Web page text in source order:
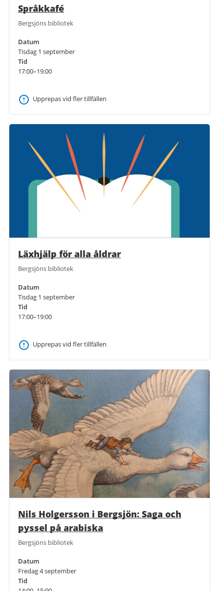
Språkkafé
Bergsjöns bibliotek
Datum
Tisdag 1 september
Tid
17:00–19:00
Upprepas vid fler tillfällen
Läxhjälp för alla åldrar
Bergsjöns bibliotek
Datum
Tisdag 1 september
Tid
17:00–19:00
Upprepas vid fler tillfällen
Nils Holgersson i Bergsjön: Saga och
pyssel på arabiska
Bergsjöns bibliotek
Datum
Fredag 4 september
Tid